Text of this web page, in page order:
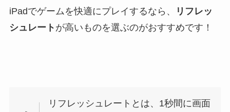
iPadでゲームを快適にプレイするなら、
リフレッ
シュレート が高いものを選ぶのがおすすめです！
リフレッシュレートとは、1秒間に画面